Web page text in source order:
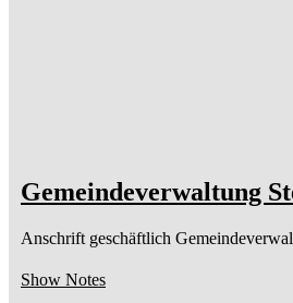
Gemeindeverwaltung
Anschrift geschäftlich
Show Notes